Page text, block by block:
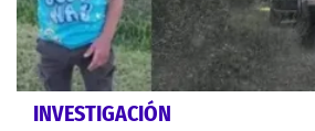
INVESTIGACIÓN